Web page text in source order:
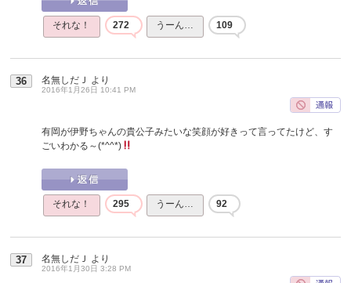
それな！ 272 うーん… 109
36 名無しだＪ より
2016年1月26日 10:41 PM
有岡が伊野ちゃんの貴公子みたいな笑顔が好きって言ってたけど、す
ごいわかる～(*^^*)
それな！ 295 うーん… 92
37 名無しだＪ より
2016年1月30日 3:28 PM